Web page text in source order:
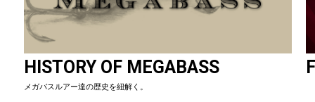
HISTORY OF MEGABASS
メガバスルアー達の歴史を紐解く。